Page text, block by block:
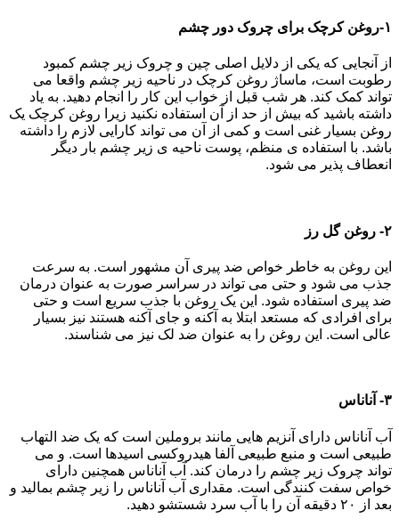
۱-روغن کرچک برای چروک دور چشم
از آنجایی که یکی از دلایل اصلی چین و چروک زیر چشم کمبود
رطوبت است، ماساژ روغن کرچک در ناحیه زیر چشم واقعا می
تواند کمک کند. هر شب قبل از خواب این کار را انجام دهید. به یاد
داشته باشید که بیش از حد از آن استفاده نکنید زیرا روغن کرچک یک
روغن بسیار غنی است و کمی از آن می تواند کارایی لازم را داشته
باشد. با استفاده ی منظم، پوست ناحیه ی زیر چشم بار دیگر
انعطاف پذیر می شود.
۲- روغن گل رز
این روغن به خاطر خواص ضد پیری آن مشهور است. به سرعت
جذب می شود و حتی می تواند در سراسر صورت به عنوان درمان
ضد پیری استفاده شود. این یک روغن با جذب سریع است و حتی
برای افرادی که مستعد ابتلا به آکنه و جای آکنه هستند نیز بسیار
عالی است. این روغن را به عنوان ضد لک نیز می شناسند.
۳- آناناس
آب آناناس دارای آنزیم هایی مانند بروملین است که یک ضد التهاب
طبیعی است و منبع طبیعی آلفا هیدروکسی اسیدها است. و می
تواند چروک زیر چشم را درمان کند. آب آناناس همچنین دارای
خواص سفت کنندگی است. مقداری آب آناناس را زیر چشم بمالید و
بعد از ۲۰ دقیقه آن را با آب سرد شستشو دهید.